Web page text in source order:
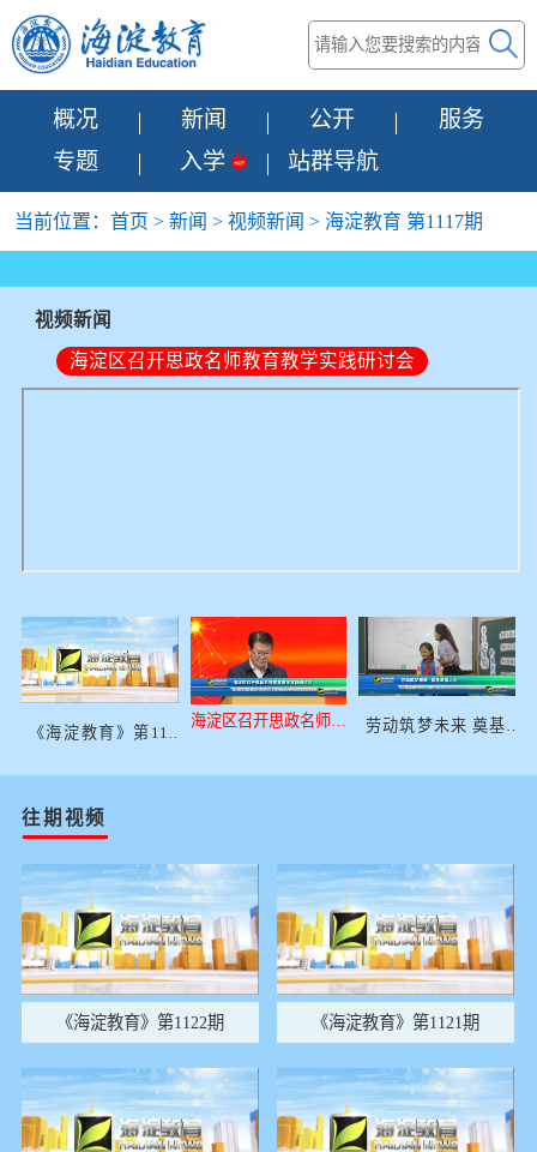
概况 新闻 公开
服务
专题
入学 站群导航
当前位置： 首页 > 新闻 > 视频新闻 > 海淀教育 第1117期
视频新闻
海淀区召开思政名师教育教学实践研讨会
《海淀教育》第1117
海淀区召开思政名师教
劳动筑梦未来 奠基幸
往期视频
《海淀教育》第1122期 《海淀教育》第1121期